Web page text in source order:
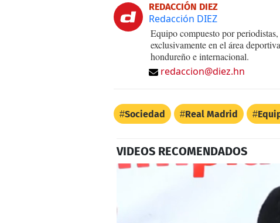
REDACCIÓN DIEZ
Redacción DIEZ
Equipo compuesto por
exclusivamente en el área
hondureño e internacional.
redaccion@diez.hn
Sociedad Real Madrid
VIDEOS RECOMENDADOS